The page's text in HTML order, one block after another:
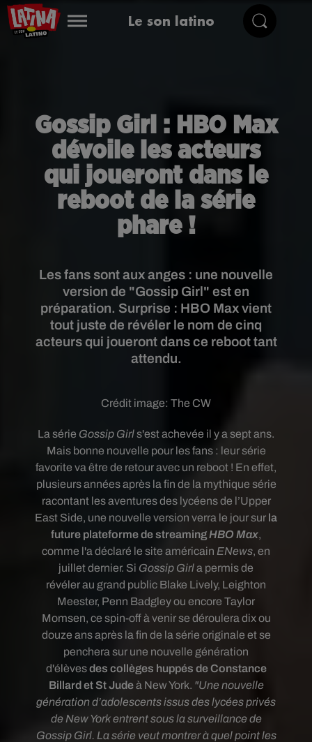
Le son latino
Gossip Girl : HBO Max
dévoile les acteurs
qui joueront dans le
reboot de la série
phare !
Les fans sont aux anges : une nouvelle
version de "Gossip Girl" est en
préparation. Surprise : HBO Max vient
tout juste de révéler le nom de cinq
acteurs qui joueront dans ce reboot tant
attendu.
Crédit image: The CW
La série Gossip Girls'est achevée il y a sept ans.
Mais bonne nouvelle pour les fans : leur série
favorite va être de retour avec un reboot ! En effet,
plusieurs années après la fin de la mythique série
racontant les aventures des lycéens de l’Upper
East Side, une nouvelle version verra le jour sur la
future plateforme de streamingHBO Max,
comme l'a déclaré le site américain ENews, en
juillet dernier. Si Gossip Girla permis de
révéler au grand public Blake Lively, Leighton
Meester, Penn Badgley ou encore Taylor
Momsen, ce spin-off à venir se déroulera dix ou
douze ans après la fin de la série originale et se
penchera sur une nouvelle génération
d'élèvesdes collèges huppés de Constance
Billard et St Judeà New York. "Une nouvelle
génération d’adolescents issus des lycées privés
de New York entrent sous la surveillance de
Gossip Girl. La série veut montrer à quel point les